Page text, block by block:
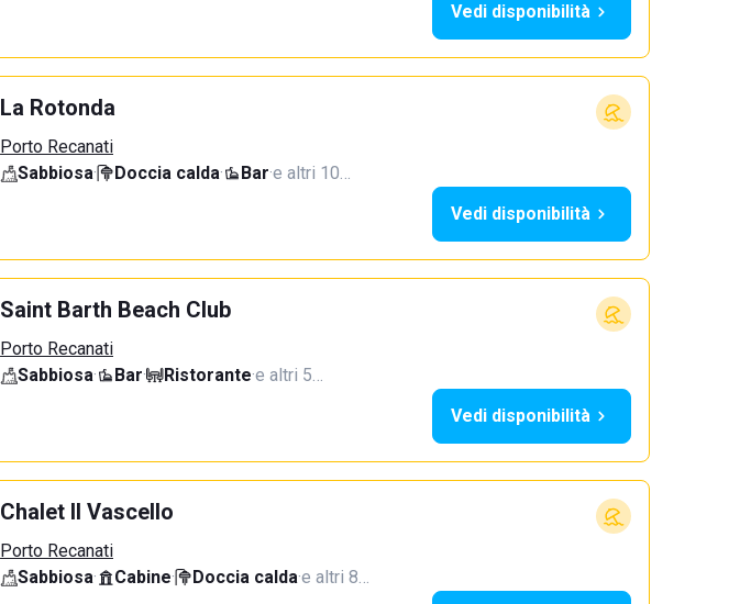
Vedi disponibilità
La Rotonda
Porto Recanati
Sabbiosa· Doccia calda· Bar·e altri 10…
Vedi disponibilità
Saint Barth Beach Club
Porto Recanati
Sabbiosa· Bar· Ristorante·e altri 5…
Vedi disponibilità
Chalet Il Vascello
Porto Recanati
Sabbiosa· Cabine· Doccia calda·e altri 8…